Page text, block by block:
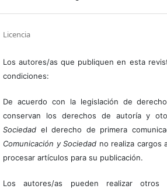
Licencia
Los autores/as que publiquen en esta
condiciones:
De acuerdo con la legislación de
conservan los derechos de autoría y
Sociedadel derecho de primera
Comunicación y Sociedad no realiza cargos
procesar artículos para su publicación.
Los autores/as pueden realizar otros